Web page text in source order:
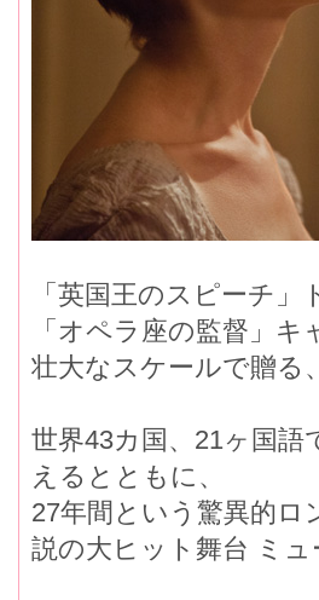
「英国王のスピーチ
「オペラ座の監督」
壮大なスケールで贈る
世界43カ国、21ヶ国語
えるとともに、
27年間という驚異的ロ
説の大ヒット舞台 ミ